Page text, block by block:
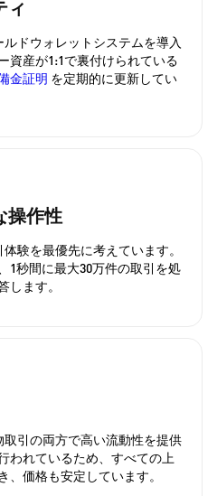
ィ
ドウォレットシステムを導入
資産が1:1で裏付けられている
金証明 を定期的に更新してい
操作性
験を最優先に考えています。
1秒間に最大30万件の取引を処
します。
引の両方で高い流動性を提供
われているため、すべての上
価格も安定しています。